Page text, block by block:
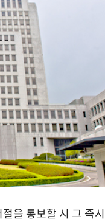
을 통보할 시 그 즉